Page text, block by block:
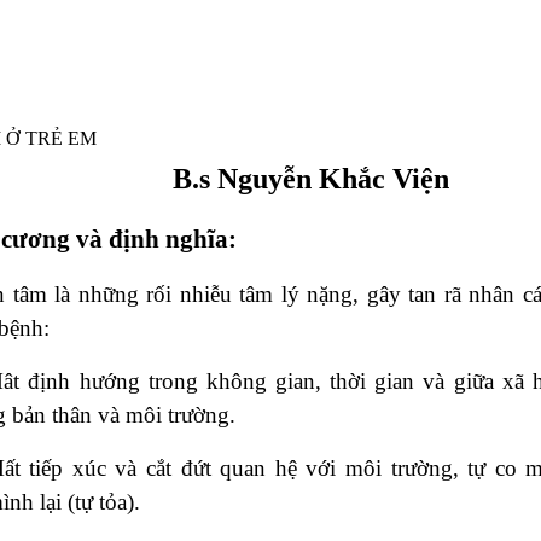
TRẺ EM
B.s Nguyễn Khắc Viện
và định nghĩa:
tâm là những rối nhiễu tâm lý nặng, gây tan rã nhân
định hướng trong không gian, thời gian và giữa xã
bản thân và môi trường.
tiếp xúc và cắt đứt quan hệ với môi trường, tự co
lại (tự tỏa).